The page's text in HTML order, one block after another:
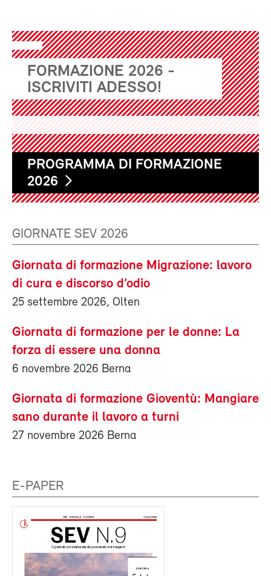
FORMAZIONE 2026 -
ISCRIVITI ADESSO!
PROGRAMMA DI FORMAZIONE
2026
GIORNATE SEV 2026
Giornata di formazione Migrazione: lavoro
di cura e discorso d’odio
25 settembre 2026, Olten
Giornata di formazione per le donne: La
forza di essere una donna
6 novembre 2026 Berna
Giornata di formazione Gioventù: Mangiare
sano durante il lavoro a turni
27 novembre 2026 Berna
E-PAPER